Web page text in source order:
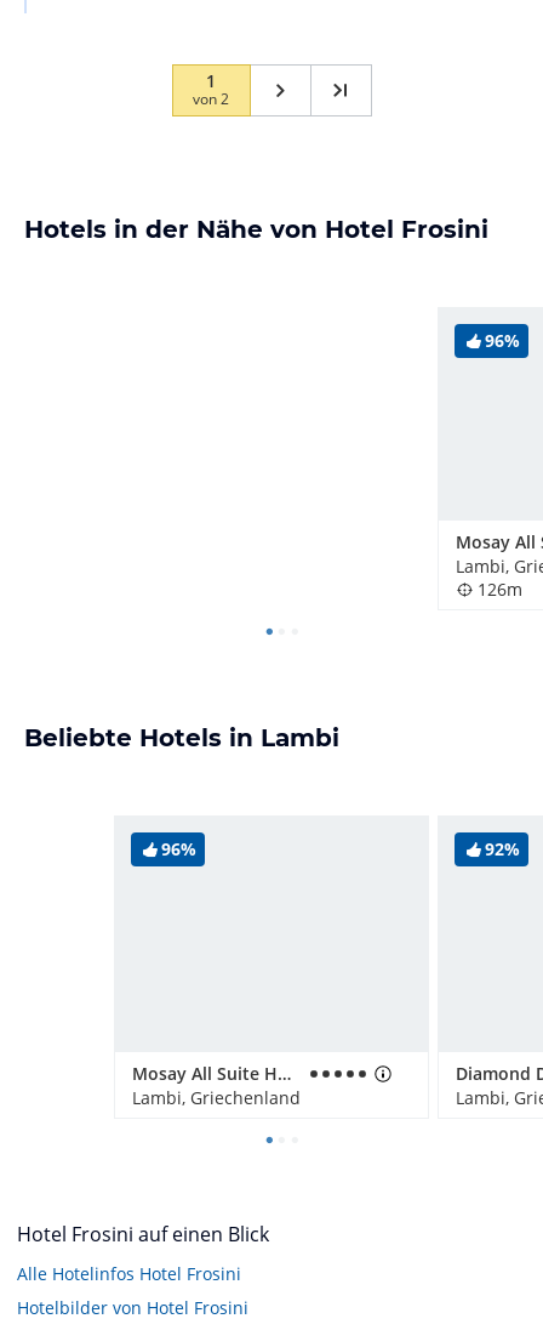
1
von2
Hotels in der Nähe von Hotel Frosini
96%
Lambi,
126m
Beliebte Hotels in Lambi
96%
Mosay All Suite Hotel
Lambi, Griechenland
92%
Lambi,
Hotel Frosini auf einen Blick
Alle Hotelinfos Hotel Frosini
Hotelbilder von Hotel Frosini